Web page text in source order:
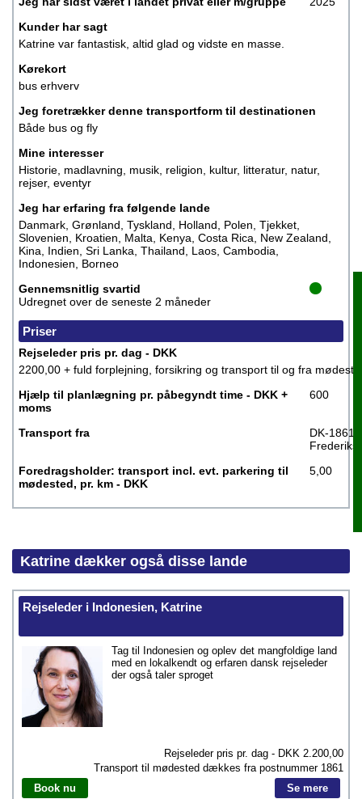
Kunder har sagt
Katrine var fantastisk, altid glad og vidste en masse.
Kørekort
bus erhverv
Jeg foretrækker denne transportform til destinationen
Både bus og fly
Mine interesser
Historie, madlavning, musik, religion, kultur, litteratur, natur,
rejser, eventyr
Jeg har erfaring fra følgende lande
Danmark, Grønland, Tyskland, Holland, Polen, Tjekket,
Slovenien, Kroatien, Malta, Kenya, Costa Rica, New Zealand,
Kina, Indien, Sri Lanka, Thailand, Laos, Cambodia,
Indonesien, Borneo
Gennemsnitlig svartid
Udregnet over de seneste 2 måneder
Priser
Rejseleder pris pr. dag - DKK
2200,00 + fuld forplejning, forsikring og transport til og fra
Hjælp til planlægning pr. påbegyndt time - DKK +
moms
600
Transport fra
DK-1861
Foredragsholder: transport incl. evt. parkering til
mødested, pr. km - DKK
5,00
Katrine dækker også disse lande
Rejseleder i Indonesien, Katrine
Tag til Indonesien og oplev det mangfoldige land
med en lokalkendt og erfaren dansk rejseleder
der også taler sproget
Rejseleder pris pr. dag - DKK 2.200,00
Transport til mødested dækkes fra postnummer 1861
Book nu
Se mere